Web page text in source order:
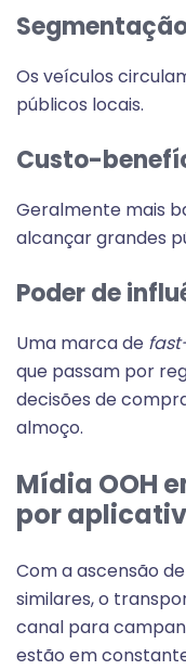
Os veículos
públicos locais.
Custo-
Geralmente mais
alcançar grandes
Poder de
Uma marca de
que passam por
decisões de
almoço.
Mídia OOH
por
Com a ascensão
similares, o
canal para
estão em